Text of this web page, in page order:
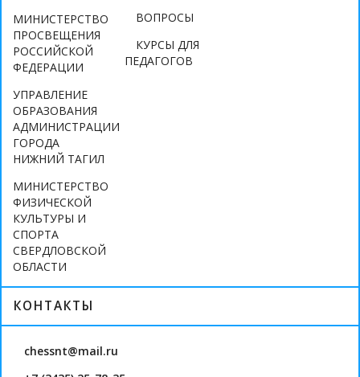
МИНИСТЕРСТВО
ПРОСВЕЩЕНИЯ
РОССИЙСКОЙ
ФЕДЕРАЦИИ
УПРАВЛЕНИЕ
ОБРАЗОВАНИЯ
АДМИНИСТРАЦИИ
ГОРОДА
НИЖНИЙ ТАГИЛ
МИНИСТЕРСТВО
ФИЗИЧЕСКОЙ
КУЛЬТУРЫ И
СПОРТА
СВЕРДЛОВСКОЙ
ОБЛАСТИ
ВОПРОСЫ
КУРСЫ ДЛЯ
ПЕДАГОГОВ
КОНТАКТЫ
chessnt@mail.ru